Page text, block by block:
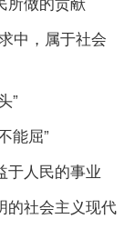
中，属于社会
”
能屈”
人民的事业
社会主义现代